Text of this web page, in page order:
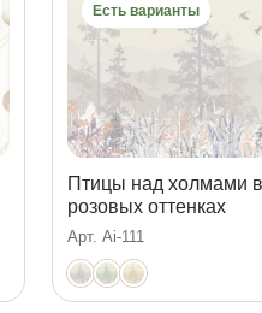
Есть варианты
Птицы над холмами
розовых оттенках
Арт. Ai-111